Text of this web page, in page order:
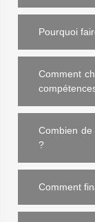
Pourquoi
Comment
Combien
?
Comment